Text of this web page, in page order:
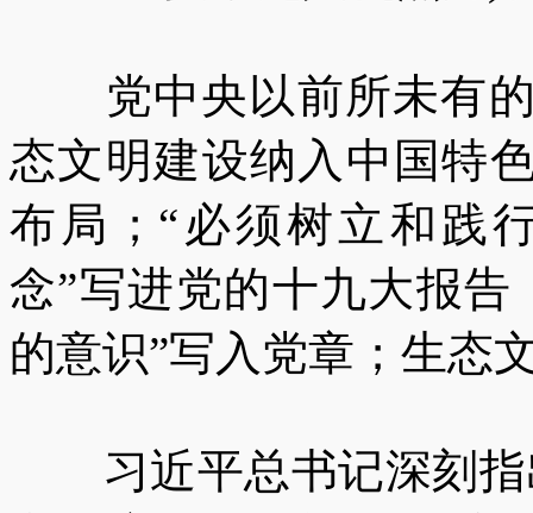
党中央以前所未有
态文明建设纳入中国特
布局；“必须树立和践
念”写进党的十九大报
的意识”写入党章；生
习近平总书记深刻指